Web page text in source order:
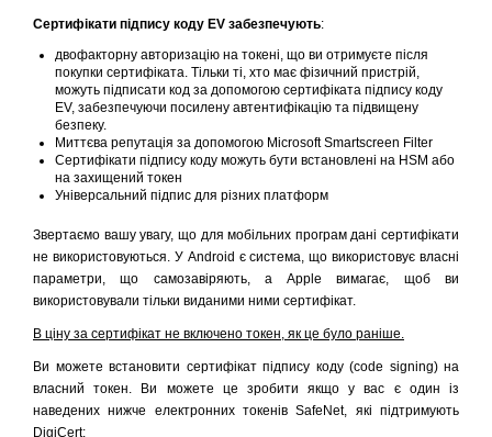
Сертифікати підпису коду EV забезпечують:
двофакторну авторизацію на токені, що ви отримуєте після
покупки сертифіката. Тільки ті, хто має фізичний пристрій,
можуть підписати код за допомогою сертифіката підпису коду
EV, забезпечуючи посилену автентифікацію та підвищену
безпеку.
Миттєва репутація за допомогою Microsoft Smartscreen Filter
Сертифікати підпису коду можуть бути встановлені на HSM або
на захищений токен
Універсальний підпис для різних платформ
Звертаємо вашу увагу, що для мобільних програм дані сертифікати
не використовуються. У Android є система, що використовує власні
параметри, що самозавіряють, а Apple вимагає, щоб ви
використовували тільки виданими ними сертифікат.
В ціну за сертифікат не включено токен, як це було раніше.
Ви можете встановити сертифікат підпису коду (code signing) на
власний токен. Ви можете це зробити якщо у вас є один із
наведених нижче електронних токенів SafeNet, які підтримують
DigiCert: